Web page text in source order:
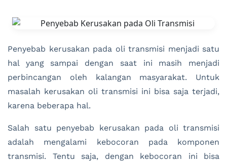
Penyebab kerusakan pada oli transmisi menjadi satu
hal yang sampai dengan saat ini masih menjadi
perbincangan oleh kalangan masyarakat. Untuk
masalah kerusakan oli transmisi ini bisa saja terjadi,
karena beberapa hal.
Salah satu penyebab kerusakan pada oli transmisi
adalah mengalami kebocoran pada komponen
transmisi. Tentu saja, dengan kebocoran ini bisa